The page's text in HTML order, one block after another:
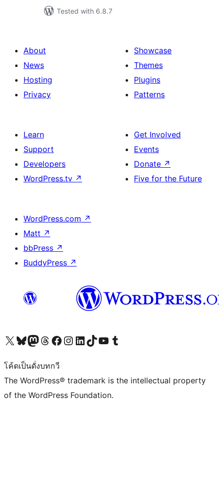
Tested with 6.8.7
About
News
Hosting
Privacy
Showcase
Themes
Plugins
Patterns
Learn
Support
Developers
WordPress.tv ↗
Get Involved
Events
Donate ↗
Five for the Future
WordPress.com ↗
Matt ↗
bbPress ↗
BuddyPress ↗
Visit our X (formerly Twitter) account
Visit our Bluesky account
Visit our Mastodon account
Visit our Threads account
Visit our Facebook page
Visit our Instagram account
Visit our LinkedIn account
Visit our TikTok account
Visit our YouTube channel
Visit our Tumblr account
โค้ดเป็นดั่งบทกวี
The WordPress® trademark is the intellectual property
of the WordPress Foundation.